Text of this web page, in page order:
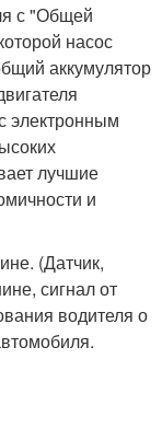
с "Общей
насос
аккумулятор
электронным
лучшие
и
(Датчик,
сигнал от
водителя о